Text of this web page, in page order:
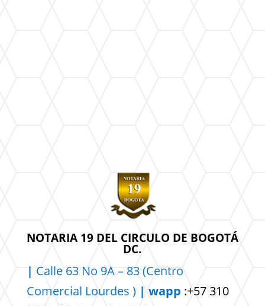
NOTARIA 19 DEL CIRCULO DE BOGOTÁ
DC.
| Calle 63 No 9A – 83 (Centro
Comercial Lourdes ) | wapp :+57 310